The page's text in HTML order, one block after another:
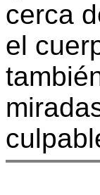
cerca
el